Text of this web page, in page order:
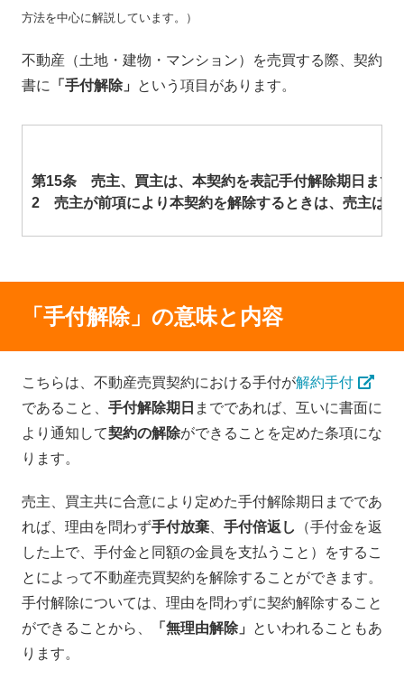
方法を中心に解説しています。）
不動産（土地・建物・マンション）を売買する際、契約
書に
「手付解除」 という項目があります。
第15条 売主、買主は、本契約を表記手付解除期日まで
2 売主が前項により本契約を解除するときは、売主は、
「手付解除」の意味と内容
こちらは、不動産売買契約における手付が解約手付
であること、 手付解除期日 までであれば、互いに書面に
より通知して契約の解除ができることを定めた条項にな
ります。
売主、買主共に合意により定めた手付解除期日までであ
れば、理由を問わず手付放棄、 手付倍返し
（手付金を返
した上で、手付金と同額の金員を支払うこと）をするこ
とによって不動産売買契約を解除することができます。
手付解除については、理由を問わずに契約解除すること
ができることから、
「無理由解除」
といわれることもあ
ります。